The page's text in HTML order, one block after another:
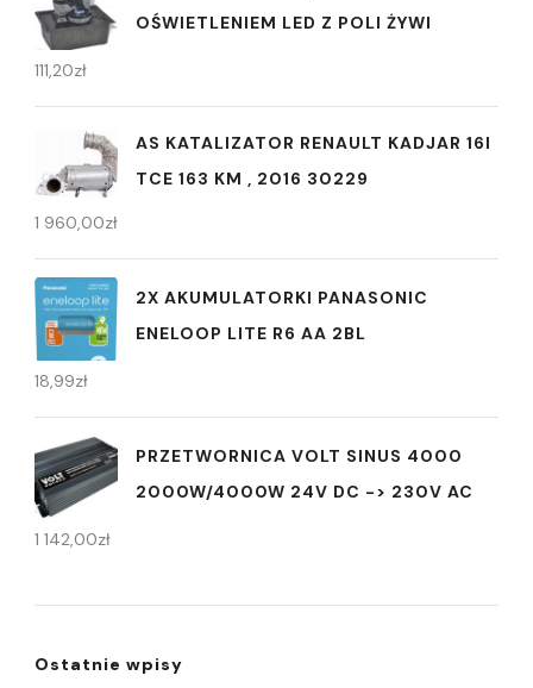
OŚWIETLENIEM LED Z POLI ŻYWI
111,20zł
AS KATALIZATOR RENAULT KADJAR 16I
TCE 163 KM , 2016 30229
1 960,00zł
2X AKUMULATORKI PANASONIC
ENELOOP LITE R6 AA 2BL
18,99zł
PRZETWORNICA VOLT SINUS 4000
2000W/4000W 24V DC -> 230V AC
1 142,00zł
Ostatnie wpisy